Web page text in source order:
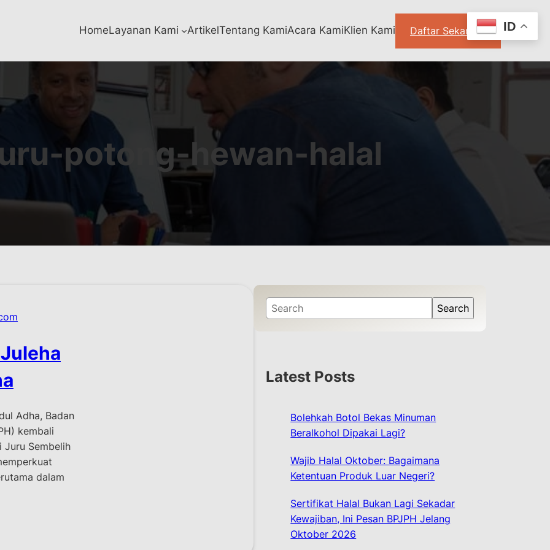
HomeLayanan Kami ArtikelTentang KamiAcara KamiKlien Kami Daftar Sekarang
potong-hewan-halal
Adha, Badan
kembali
Juru Sembelih
dalam
S
e
h
Search
Latest Posts
Bolehkah Botol Bekas Minuman
Beralkohol Dipakai Lagi?
Wajib Halal Oktober: Bagaimana
Ketentuan Produk Luar Negeri?
Sertifikat Halal Bukan Lagi Sekadar
Kewajiban, Ini Pesan BPJPH Jelang
Oktober 2026
ID